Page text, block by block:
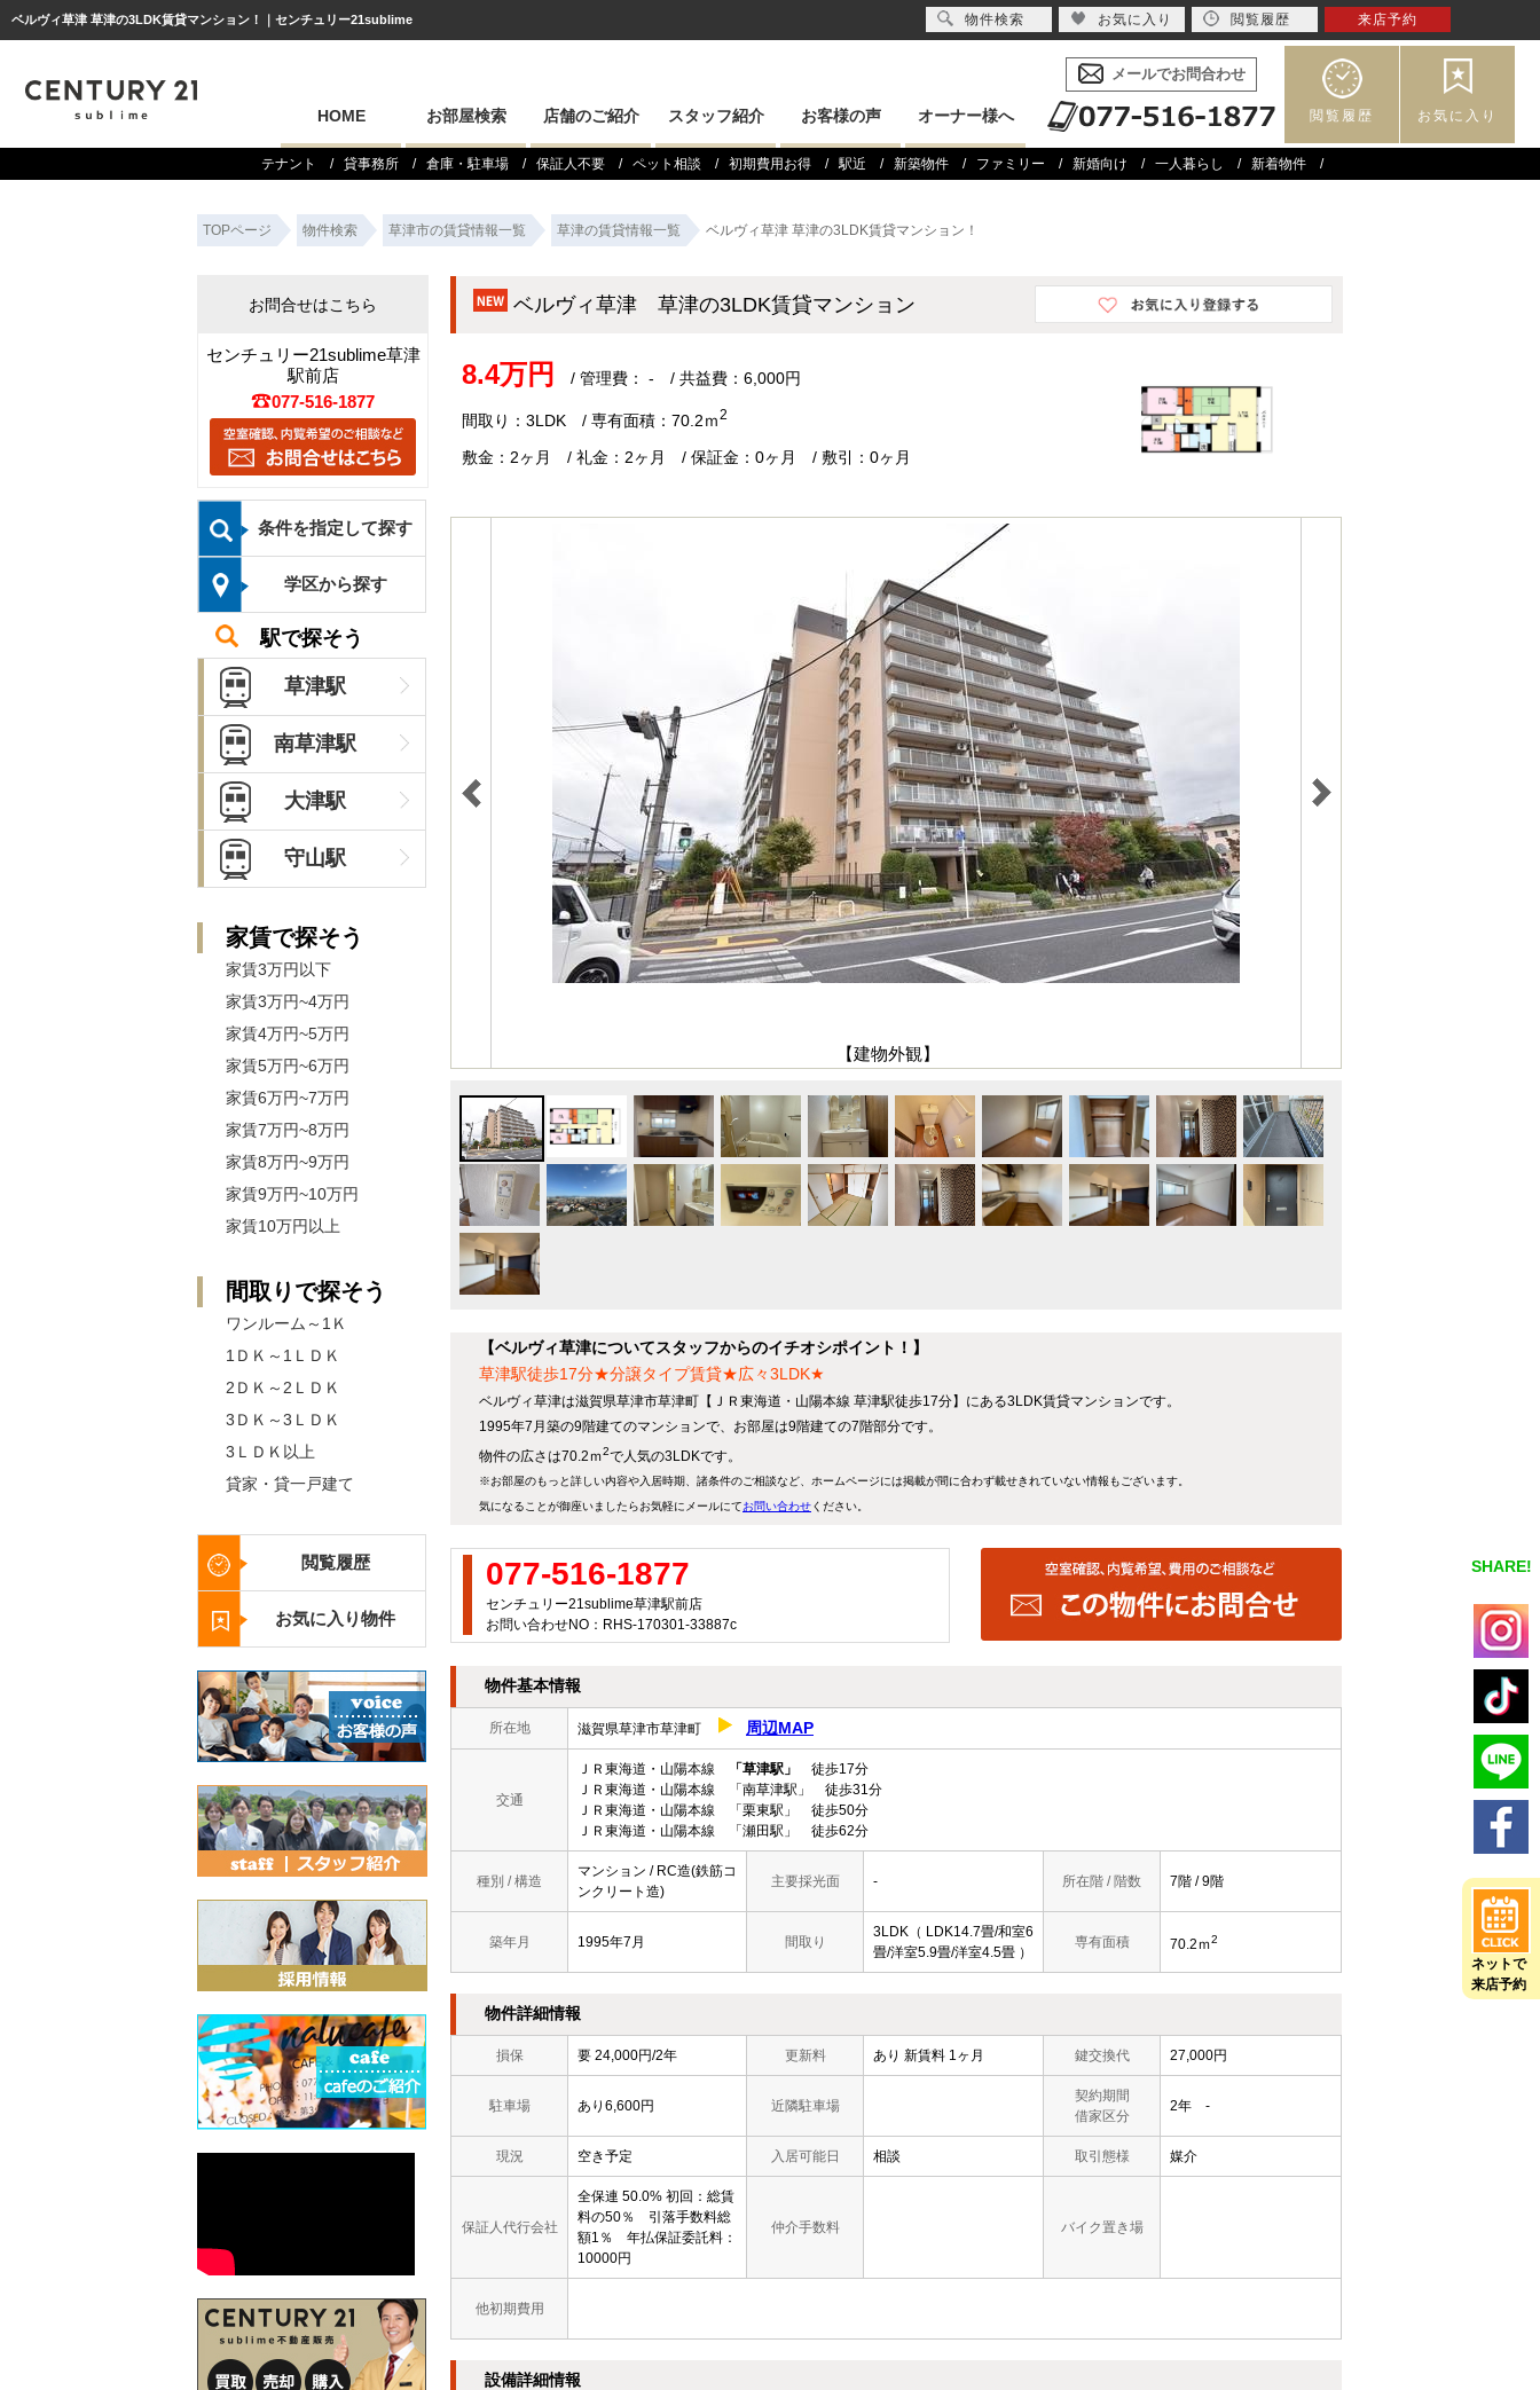
ベルヴィ草津 草津の3LDK賃貸マンション！｜センチュリー21sublime
HOME お部屋検索 店舗のご紹介 スタッフ紹介 お客様の声 オーナー様へ
メールでお問合わせ
閲覧履歴 お気に入り
テナント 貸事務所 倉庫・駐車場 保証人不要 ペット相談 初期費用お得 駅近 新築物件 ファミリー 新婚向け 一人暮らし 新着物件
SHARE!
ネットで
来店予約
TOPページ 物件検索 草津市の賃貸情報一覧 草津の賃貸情報一覧 ベルヴィ草津 草津の3LDK賃貸マンション！
ベルヴィ草津 草津の3LDK賃貸マンション
8.4万円 / 管理費： - / 共益費：6,000円
間取り：3LDK / 専有面積：70.2ｍ2
敷金：2ヶ月 / 礼金：2ヶ月 / 保証金：0ヶ月 / 敷引：0ヶ月
【建物外観】
【ベルヴィ草津についてスタッフからのイチオシポイント！】
草津駅徒歩17分★分譲タイプ賃貸★広々3LDK★
ベルヴィ草津は滋賀県草津市草津町【ＪＲ東海道・山陽本線 草津駅徒歩17分】にある3LDK賃貸マンションです。
1995年7月築の9階建てのマンションで、お部屋は9階建ての7階部分です。
物件の広さは70.2ｍ2で人気の3LDKです。
※お部屋のもっと詳しい内容や入居時期、諸条件のご相談など、ホームページには掲載が間に合わず載せきれていない情報もございます。
気になることが御座いましたらお気軽にメールにてお問い合わせください。
077-516-1877
センチュリー21sublime草津駅前店
お問い合わせNO：RHS-170301-33887c
物件基本情報
所在地 滋賀県草津市草津町 周辺MAP
交通
ＪＲ東海道・山陽本線 「草津駅」
徒歩17分
ＪＲ東海道・山陽本線 「南草津駅」 徒歩31分
ＪＲ東海道・山陽本線 「栗東駅」 徒歩50分
ＪＲ東海道・山陽本線 「瀬田駅」 徒歩62分
種別 / 構造
マンション / RC造(鉄筋コ
ンクリート造)
主要採光面 - 所在階 / 階数 7階 / 9階
築年月 1995年7月 間取り
3LDK（ LDK14.7畳/和室6
畳/洋室5.9畳/洋室4.5畳 ）
専有面積 70.2ｍ2
物件詳細情報
損保 要 24,000円/2年 更新料 あり 新賃料 1ヶ月 鍵交換代 27,000円
駐車場 あり6,600円 近隣駐車場
契約期間
借家区分
2年 -
現況 空き予定 入居可能日 相談 取引態様 媒介
保証人代行会社
全保連 50.0% 初回：総賃
料の50％ 引落手数料総
額1％ 年払保証委託料：
10000円
仲介手数料 バイク置き場
他初期費用
設備詳細情報
お問合せはこちら
センチュリー21sublime草津
駅前店
077-516-1877
条件を指定して探す
学区から探す
駅で探そう
草津駅
南草津駅
大津駅
守山駅
家賃で探そう
家賃3万円以下
家賃3万円~4万円
家賃4万円~5万円
家賃5万円~6万円
家賃6万円~7万円
家賃7万円~8万円
家賃8万円~9万円
家賃9万円~10万円
家賃10万円以上
間取りで探そう
ワンルーム～1Ｋ
1ＤＫ～1ＬＤＫ
2ＤＫ～2ＬＤＫ
3ＤＫ～3ＬＤＫ
3ＬＤＫ以上
貸家・貸一戸建て
閲覧履歴
お気に入り物件
物件検索 お気に入り 閲覧履歴 来店予約